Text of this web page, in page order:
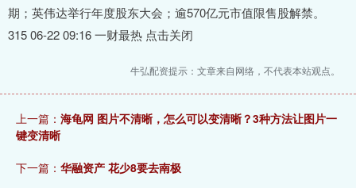
期；英伟达举行年度股东大会；逾570亿元市值限售股解禁。
315 06-22 09:16 一财最热 点击关闭
牛弘配资提示：文章来自网络，不代表本站观点。
上一篇： 海龟网 图片不清晰，怎么可以变清晰？3种方法让图片一
键变清晰
下一篇： 华融资产 花少8要去南极